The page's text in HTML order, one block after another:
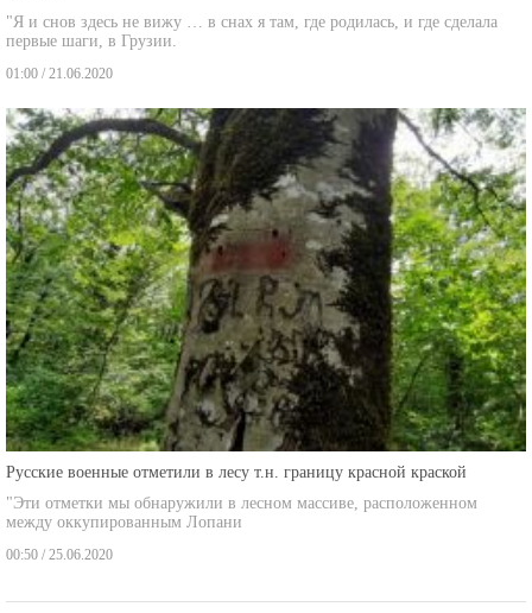
"Я и снов здесь не вижу … в снах я там, где родилась, и где сделала
первые шаги, в Грузии.
01:00 / 21.06.2020
Русские военные отметили в лесу т.н. границу красной краской
"Эти отметки мы обнаружили в лесном массиве, расположенном
между оккупированным Лопани
00:50 / 25.06.2020